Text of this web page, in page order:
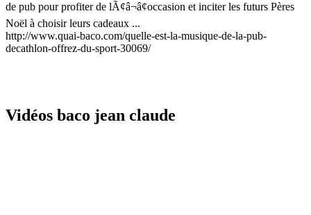
de pub pour profiter de lÃ¢â¬â¢occasion et inciter les futurs Pères
Noël à choisir leurs cadeaux ...
http://www.quai-baco.com/quelle-est-la-musique-de-la-pub-
decathlon-offrez-du-sport-30069/
Vidéos baco jean claude